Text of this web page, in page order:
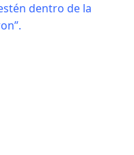
dentro de la